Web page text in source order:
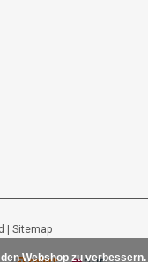
Sitemap
Webshop zu verbessern.